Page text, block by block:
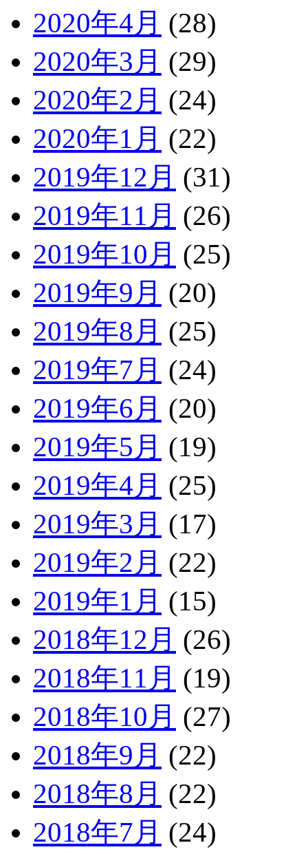
2020年4月 (28)
2020年3月 (29)
2020年2月 (24)
2020年1月 (22)
2019年12月 (31)
2019年11月 (26)
2019年10月 (25)
2019年9月 (20)
2019年8月 (25)
2019年7月 (24)
2019年6月 (20)
2019年5月 (19)
2019年4月 (25)
2019年3月 (17)
2019年2月 (22)
2019年1月 (15)
2018年12月 (26)
2018年11月 (19)
2018年10月 (27)
2018年9月 (22)
2018年8月 (22)
2018年7月 (24)